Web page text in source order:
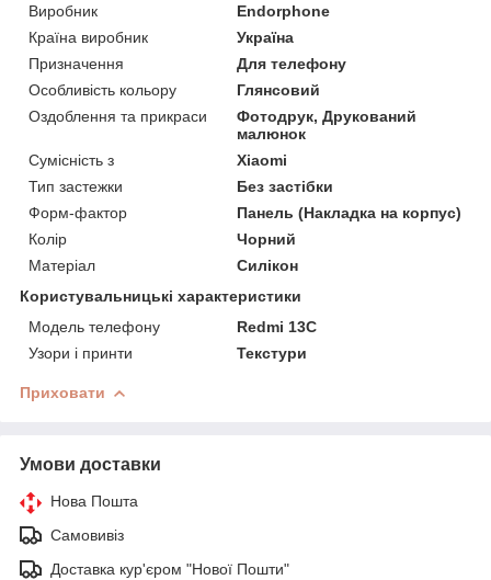
Виробник
Endorphone
Країна виробник
Україна
Призначення
Для телефону
Особливість кольору
Глянсовий
Оздоблення та прикраси
Фотодрук, Друкований
малюнок
Сумісність з
Xiaomi
Тип застежки
Без застібки
Форм-фактор
Панель (Накладка на корпус)
Колір
Чорний
Матеріал
Силікон
Користувальницькі характеристики
Модель телефону
Redmi 13C
Узори і принти
Текстури
Приховати
Умови доставки
Нова Пошта
Самовивіз
Доставка кур'єром "Нової Пошти"